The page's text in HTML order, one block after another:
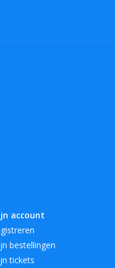
waterglazen en
van
in de gele
account
bestellingen
tickets